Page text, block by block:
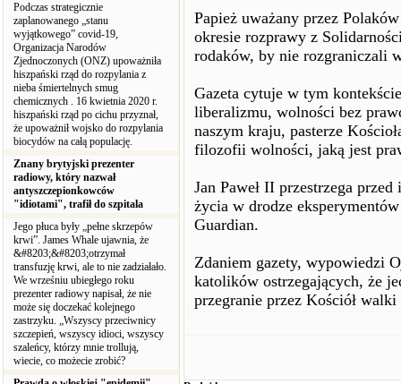
Podczas strategicznie
zaplanowanego „stanu
wyjątkowego” covid-19,
Organizacja Narodów
Zjednoczonych (ONZ) upoważniła
hiszpański rząd do rozpylania z
nieba śmiertelnych smug
chemicznych . 16 kwietnia 2020 r.
hiszpański rząd po cichu przyznał,
że upoważnił wojsko do rozpylania
biocydów na całą populację.
Znany brytyjski prezenter
radiowy, który nazwał
antyszczepionkowców
"idiotami", trafił do szpitala
Jego płuca były „pełne skrzepów
krwi”. James Whale ujawnia, że
&#8203;&#8203;otrzymał
transfuzję krwi, ale to nie zadziałało.
We wrześniu ubiegłego roku
prezenter radiowy napisał, że nie
może się doczekać kolejnego
zastrzyku. „Wszyscy przeciwnicy
szczepień, wszyscy idioci, wszyscy
szaleńcy, którzy mnie trollują,
wiecie, co możecie zrobić?
Papież uważany przez
okresie rozprawy z
rodaków, by nie rozgraniczali
Gazeta cytuje w tym
liberalizmu, wolności bez
naszym kraju, pasterze
filozofii wolności, jaką jest
Jan Paweł II przestrzega
życia w drodze
Guardian.
Zdaniem gazety, wypowiedzi
katolików ostrzegających, że
przegranie przez Kościół